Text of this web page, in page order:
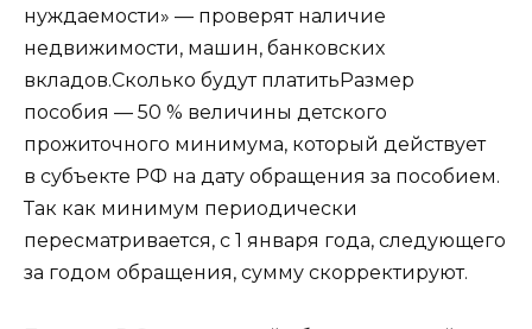
нуждаемости» — проверят наличие
недвижимости, машин, банковских
вкладов.Сколько будут платитьРазмер
пособия — 50 % величины детского
прожиточного минимума, который действует
в субъекте РФ на дату обращения за пособием.
Так как минимум периодически
пересматривается, с 1 января года, следующего
за годом обращения, сумму скорректируют.